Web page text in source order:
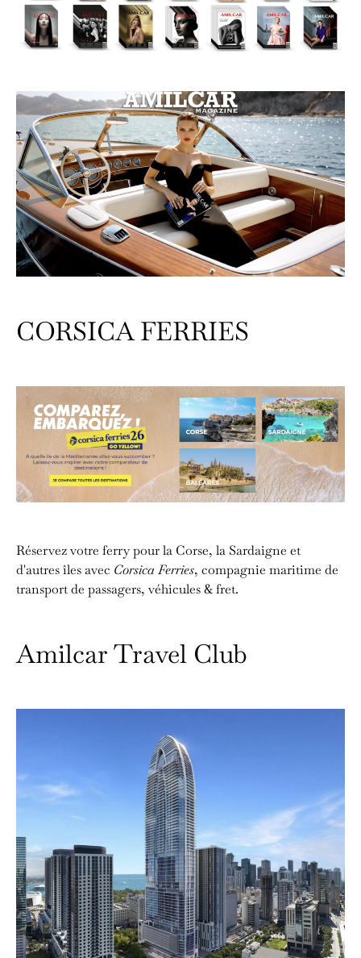
CORSICA FERRIES
Réservez votre ferry pour la Corse, la Sardaigne et
d'autres îles avec Corsica Ferries, compagnie maritime de
transport de passagers, véhicules & fret.
Amilcar Travel Club